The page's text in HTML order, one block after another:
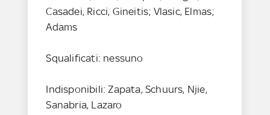
Casadei, Ricci, Gineitis; Vlasic, Elmas;
Adams
Squalificati: nessuno
Indisponibili: Zapata, Schuurs, Njie,
Sanabria, Lazaro